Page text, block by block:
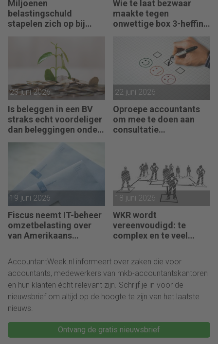
Miljoenen
belastingschuld
stapelen zich op bij
Wie te laat bezwaar
maakte tegen
onwettige box 3-heffing
23 juni 2026
Is beleggen in een BV
straks echt voordeliger
dan beleggingen onder
22 juni 2026
Oproepe accountants
om mee te doen aan
consultatie
19 juni 2026
Fiscus neemt IT-beheer
omzetbelasting over
van Amerikaans
18 juni 2026
WKR wordt
vereenvoudigd: te
complex en te veel
AccountantWeek.nl informeert over zaken die voor
accountants, medewerkers van mkb-accountantskantoren
en hun klanten écht relevant zijn. Schrijf je in voor de
nieuwsbrief om altijd op de hoogte te zijn van het laatste
nieuws.
Ontvang de gratis nieuwsbrief